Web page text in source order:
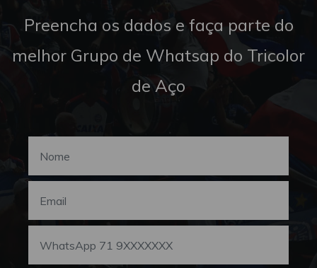
Preencha os dados e faça parte do
melhor Grupo de Whatsap do Tricolor
de Aço